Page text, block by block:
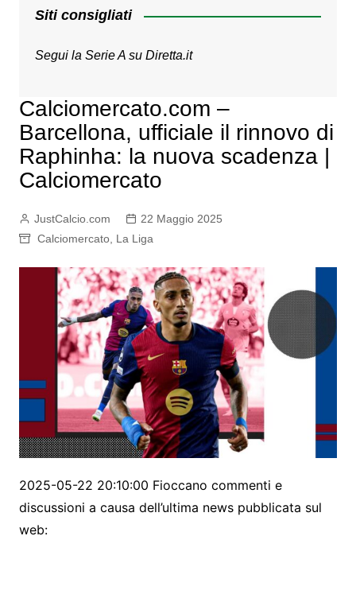
Calciomercato.com –
Barcellona, ufficiale il rinnovo di
Raphinha: la nuova scadenza |
Calciomercato
JustCalcio.com
22 Maggio 2025
Calciomercato, La Liga
2025-05-22 20:10:00 Fioccano commenti e
discussioni a causa dell’ultima news pubblicata sul
web:
Siti consigliati
Segui la Serie A su Diretta.it